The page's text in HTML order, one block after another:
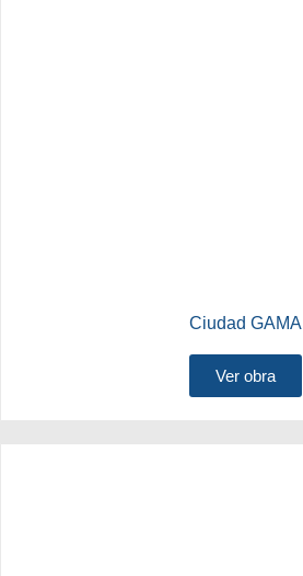
Ciudad GAMA
Ver obra